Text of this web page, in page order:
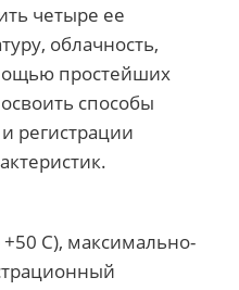
четыре ее
облачность,
простейших
способы
регистрации
С), максимально-